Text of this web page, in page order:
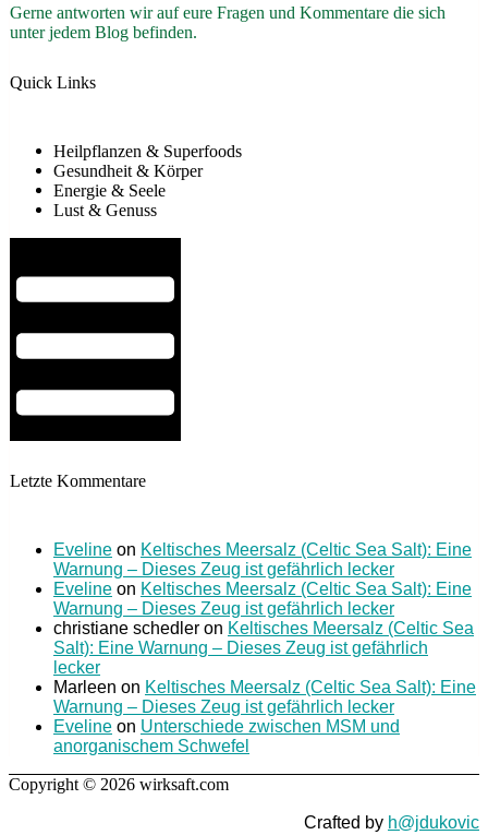
Gerne antworten wir auf eure Fragen und Kommentare die sich
unter jedem Blog befinden.
Quick Links
Heilpflanzen & Superfoods
Gesundheit & Körper
Energie & Seele
Lust & Genuss
Letzte Kommentare
Eveline on Keltisches Meersalz (Celtic Sea Salt): Eine
Warnung – Dieses Zeug ist gefährlich lecker
Eveline on Keltisches Meersalz (Celtic Sea Salt): Eine
Warnung – Dieses Zeug ist gefährlich lecker
christiane schedler on Keltisches Meersalz (Celtic Sea
Salt): Eine Warnung – Dieses Zeug ist gefährlich
lecker
Marleen on Keltisches Meersalz (Celtic Sea Salt): Eine
Warnung – Dieses Zeug ist gefährlich lecker
Eveline on Unterschiede zwischen MSM und
anorganischem Schwefel
Copyright © 2026 wirksaft.com
Crafted by h@jdukovic